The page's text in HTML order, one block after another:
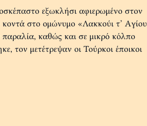
εξωκλήσι αφιερωμένο στον
στο ομώνυμο «Λακκούι τ’ Αγίου
καθώς και σε μικρό κόλπο
τον μετέτρεψαν οι Τούρκοι έποικοι